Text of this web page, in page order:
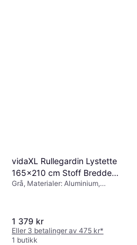
vidaXL Rullegardin Lystette
165x210 cm Stoff Bredde
161,6 cm Polyester
Grå, Materialer: Aluminium,
1 379 kr
Eller 3 betalinger av 475 kr*
1 butikk